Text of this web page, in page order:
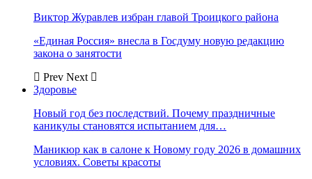
Виктор Журавлев избран главой Троицкого района
«Единая Россия» внесла в Госдуму новую редакцию
закона о занятости
Prev Next
Здоровье
Новый год без последствий. Почему праздничные
каникулы становятся испытанием для…
Маникюр как в салоне к Новому году 2026 в домашних
условиях. Советы красоты